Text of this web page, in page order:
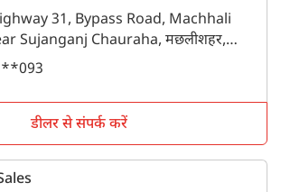
31, Bypass Road, Machhali
Sujanganj Chauraha, मछलीशहर,
- 222143
डीलर से संपर्क करें